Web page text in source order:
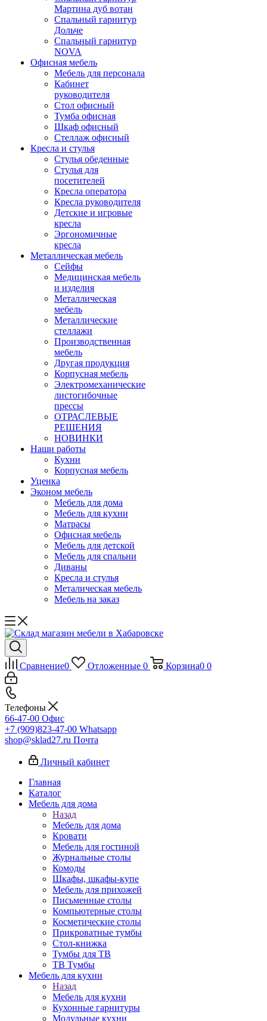
Мартина дуб вотан
Спальный гарнитур
Дольче
Спальный гарнитур
NOVA
Офисная мебель
Мебель для персонала
Кабинет
руководителя
Стол офисный
Тумба офисная
Шкаф офисный
Стеллаж офисный
Кресла и стулья
Стулья обеденные
Стулья для
посетителей
Кресла оператора
Кресла руководителя
Детские и игровые
кресла
Эргономичные
кресла
Металлическая мебель
Сейфы
Медицинская мебель
и изделия
Металлическая
мебель
Металлические
стеллажи
Производственная
мебель
Другая продукция
Корпусная мебель
Электромеханические
листогибочные
прессы
ОТРАСЛЕВЫЕ
РЕШЕНИЯ
НОВИНКИ
Наши работы
Кухни
Корпусная мебель
Уценка
Эконом мебель
Мебель для дома
Мебель для кухни
Матрасы
Офисная мебель
Мебель для детской
Мебель для спальни
Диваны
Кресла и стулья
Металическая мебель
Мебель на заказ
Сравнение0 Отложенные 0 Корзина0 0
Телефоны
66-47-00 Офис
+7 (909)823-47-00 Whatsapp
shop@sklad27.ru Почта
Личный кабинет
Главная
Каталог
Мебель для дома
Назад
Мебель для дома
Кровати
Мебель для гостиной
Журнальные столы
Комоды
Шкафы, шкафы-купе
Мебель для прихожей
Письменные столы
Компьютерные столы
Косметические столы
Прикроватные тумбы
Стол-книжка
Тумбы для ТВ
ТВ Тумбы
Мебель для кухни
Назад
Мебель для кухни
Кухонные гарнитуры
Модульные кухни